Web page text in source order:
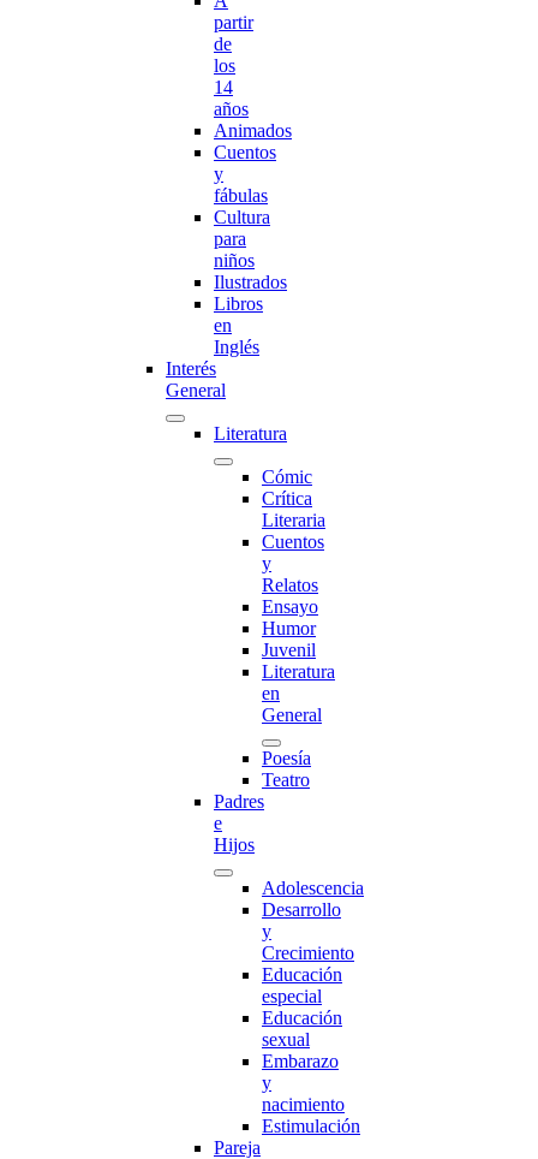
partir
de
los
14
años
Animados
Cuentos
y
fábulas
Cultura
para
niños
Ilustrados
Libros
en
Inglés
Interés
General
Literatura
Cómic
Crítica
Literaria
Cuentos
y
Relatos
Ensayo
Humor
Juvenil
Literatura
en
General
Poesía
Teatro
Padres
e
Hijos
Adolescencia
Desarrollo
y
Crecimiento
Educación
especial
Educación
sexual
Embarazo
y
nacimiento
Estimulación
Pareja